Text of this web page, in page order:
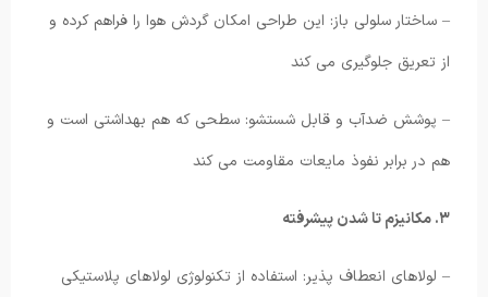
– ساختار سلولی باز: این طراحی امکان گردش هوا را فراهم کرده و
از تعریق جلوگیری می کند
– پوشش ضدآب و قابل شستشو: سطحی که هم بهداشتی است و
هم در برابر نفوذ مایعات مقاومت می کند
۳. مکانیزم تا شدن پیشرفته
– لولاهای انعطاف پذیر: استفاده از تکنولوژی لولاهای پلاستیکی